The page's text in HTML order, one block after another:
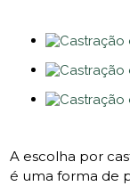
A escolha por
é uma forma de